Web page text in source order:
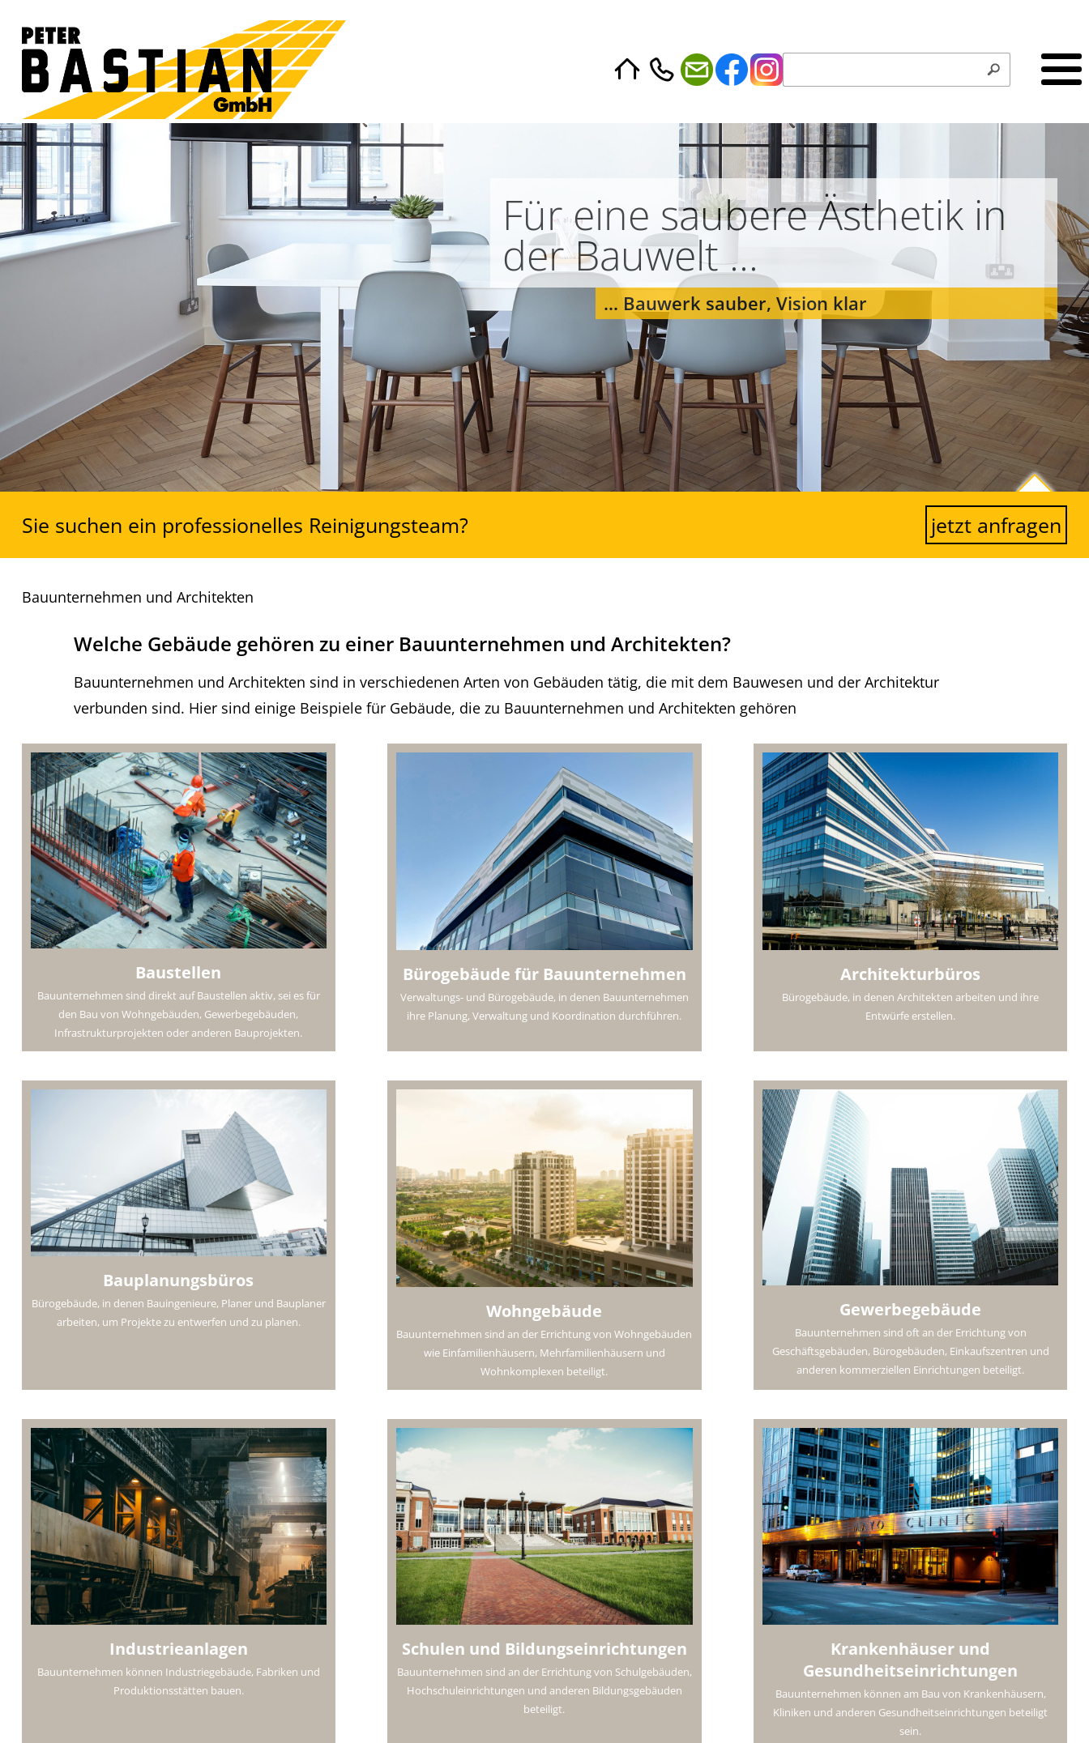
Für eine saubere Ästhetik in
der Bauwelt ...
... Bauwerk sauber, Vision klar
Sie suchen ein professionelles Reinigungsteam? jetzt anfragen
Bauunternehmen und Architekten
Welche Gebäude gehören zu einer Bauunternehmen und Architekten?
Bauunternehmen und Architekten sind in verschiedenen Arten von Gebäuden tätig, die mit dem Bauwesen und der Architektur
verbunden sind. Hier sind einige Beispiele für Gebäude, die zu Bauunternehmen und Architekten gehören
Baustellen
Bauunternehmen sind direkt auf Baustellen aktiv, sei es für
den Bau von Wohngebäuden, Gewerbegebäuden,
Infrastrukturprojekten oder anderen Bauprojekten.
Bürogebäude für Bauunternehmen
Verwaltungs- und Bürogebäude, in denen Bauunternehmen
ihre Planung, Verwaltung und Koordination durchführen.
Architekturbüros
Bürogebäude, in denen Architekten arbeiten und ihre
Entwürfe erstellen.
Bauplanungsbüros
Bürogebäude, in denen Bauingenieure, Planer und Bauplaner
arbeiten, um Projekte zu entwerfen und zu planen.
Wohngebäude
Bauunternehmen sind an der Errichtung von Wohngebäuden
wie Einfamilienhäusern, Mehrfamilienhäusern und
Wohnkomplexen beteiligt.
Gewerbegebäude
Bauunternehmen sind oft an der Errichtung von
Geschäftsgebäuden, Bürogebäuden, Einkaufszentren und
anderen kommerziellen Einrichtungen beteiligt.
Industrieanlagen
Bauunternehmen können Industriegebäude, Fabriken und
Produktionsstätten bauen.
Schulen und Bildungseinrichtungen
Bauunternehmen sind an der Errichtung von Schulgebäuden,
Hochschuleinrichtungen und anderen Bildungsgebäuden
beteiligt.
Krankenhäuser und
Gesundheitseinrichtungen
Bauunternehmen können am Bau von Krankenhäusern,
Kliniken und anderen Gesundheitseinrichtungen beteiligt
sein.